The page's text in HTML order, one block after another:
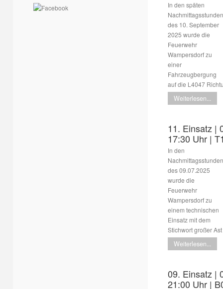
In den späten
Nachmittagsstunden
des 10. September
2025 wurde die
Feuerwehr
Wampersdorf zu
einer
Fahrzeugbergung
auf die L4047
Weiterlesen...
11. Einsatz |
17:30 Uhr |
In den
Nachmittagsstunden
des 09.07.2025
wurde die
Feuerwehr
Wampersdorf zu
einem technischen
Einsatz mit dem
Stichwort großer
Weiterlesen...
09. Einsatz |
21:00 Uhr |